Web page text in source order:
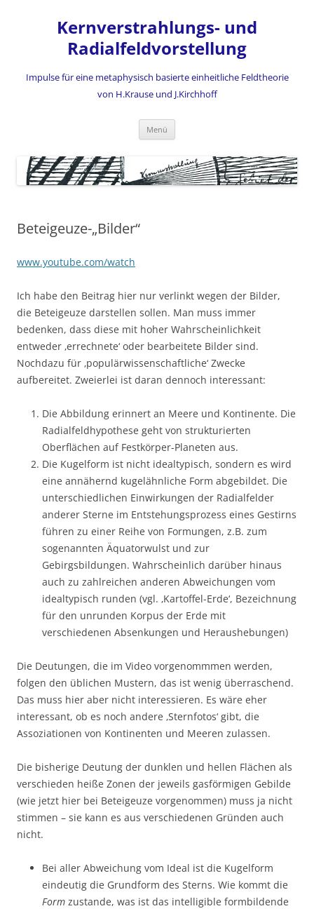
Kernverstrahlungs- und
Radialfeldvorstellung
Impulse für eine metaphysisch basierte einheitliche Feldtheorie
von H.Krause und J.Kirchhoff
Menü
Beteigeuze-„Bilder“
www.youtube.com/watch
Ich habe den Beitrag hier nur verlinkt wegen der Bilder,
die Beteigeuze darstellen sollen. Man muss immer
bedenken, dass diese mit hoher Wahrscheinlichkeit
entweder ‚errechnete‘ oder bearbeitete Bilder sind.
Nochdazu für ‚populärwissenschaftliche‘ Zwecke
aufbereitet. Zweierlei ist daran dennoch interessant:
Die Abbildung erinnert an Meere und Kontinente. Die
Radialfeldhypothese geht von strukturierten
Oberflächen auf Festkörper-Planeten aus.
Die Kugelform ist nicht idealtypisch, sondern es wird
eine annähernd kugelähnliche Form abgebildet. Die
unterschiedlichen Einwirkungen der Radialfelder
anderer Sterne im Entstehungsprozess eines Gestirns
führen zu einer Reihe von Formungen, z.B. zum
sogenannten Äquatorwulst und zur
Gebirgsbildungen. Wahrscheinlich darüber hinaus
auch zu zahlreichen anderen Abweichungen vom
idealtypisch runden (vgl. ‚Kartoffel-Erde‘, Bezeichnung
für den unrunden Korpus der Erde mit
verschiedenen Absenkungen und Heraushebungen)
Die Deutungen, die im Video vorgenommmen werden,
folgen den üblichen Mustern, das ist wenig überraschend.
Das muss hier aber nicht interessieren. Es wäre eher
interessant, ob es noch andere ‚Sternfotos‘ gibt, die
Assoziationen von Kontinenten und Meeren zulassen.
Die bisherige Deutung der dunklen und hellen Flächen als
verschieden heiße Zonen der jeweils gasförmigen Gebilde
(wie jetzt hier bei Beteigeuze vorgenommen) muss ja nicht
stimmen – sie kann es aus verschiedenen Gründen auch
nicht.
Bei aller Abweichung vom Ideal ist die Kugelform
eindeutig die Grundform des Sterns. Wie kommt die
Form zustande, was ist das intelligible formbildende